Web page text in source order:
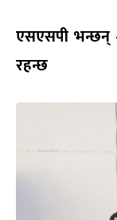
एसएसपी भन्छन्
रहन्छ